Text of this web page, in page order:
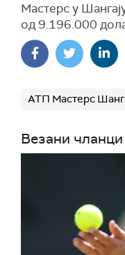
Мастерс у
од 9.196.000
АТП Мастерс
Везани чланци